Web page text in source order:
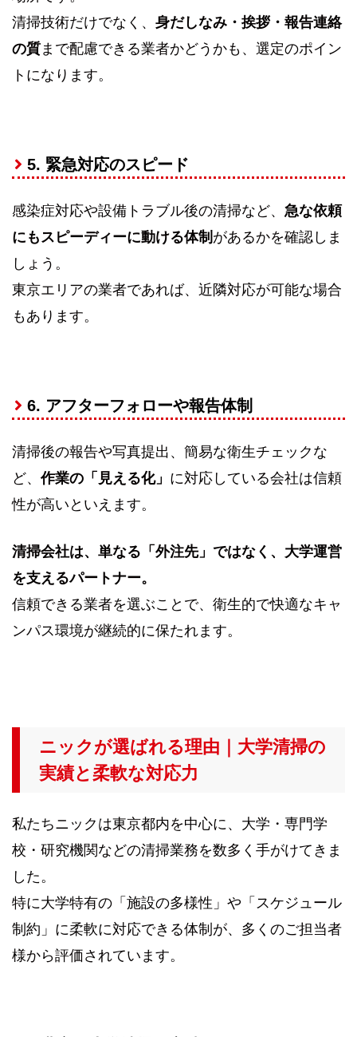
清掃技術だけでなく、 身だしなみ・挨拶・報告連絡
の質 まで配慮できる業者かどうかも、選定のポイン
トになります。
5. 緊急対応のスピード
感染症対応や設備トラブル後の清掃など、 急な依頼
にもスピーディーに動ける体制 があるかを確認しま
しょう。
東京エリアの業者であれば、近隣対応が可能な場合
もあります。
6. アフターフォローや報告体制
清掃後の報告や写真提出、簡易な衛生チェックな
ど、作業の「見える化」 に対応している会社は信頼
性が高いといえます。
清掃会社は、単なる「外注先」ではなく、大学運営
を支えるパートナー。
信頼できる業者を選ぶことで、衛生的で快適なキャ
ンパス環境が継続的に保たれます。
ニックが選ばれる理由｜大学清掃の
実績と柔軟な対応力
私たちニックは東京都内を中心に、大学・専門学
校・研究機関などの清掃業務を数多く手がけてきま
した。
特に大学特有の「施設の多様性」や「スケジュール
制約」に柔軟に対応できる体制が、多くのご担当者
様から評価されています。